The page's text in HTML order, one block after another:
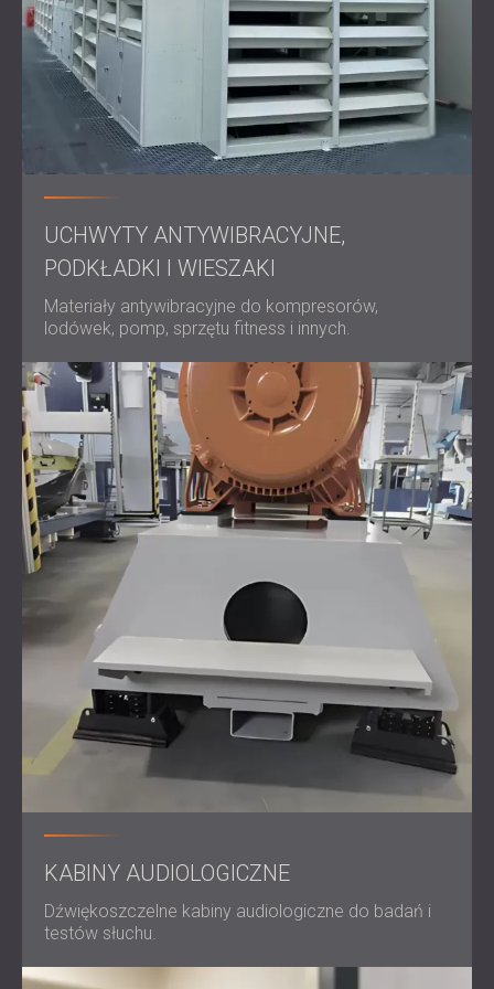
ROZWIĄZANIA DŹWIĘKOSZCZELNE I
AKUSTYCZNE DLA CENTRÓW DANYCH
UCHWYTY ANTYWIBRACYJNE,
PODKŁADKI I WIESZAKI
Materiały antywibracyjne do kompresorów,
lodówek, pomp, sprzętu fitness i innych.
KABINY AUDIOLOGICZNE
Dźwiękoszczelne kabiny audiologiczne do badań i
testów słuchu.